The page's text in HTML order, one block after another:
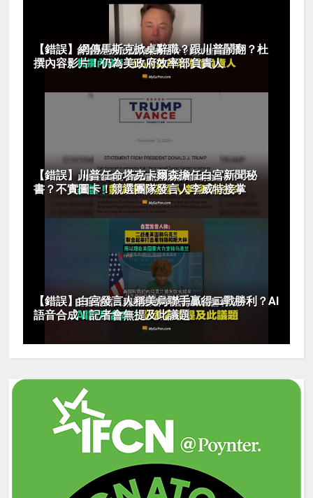
【錯誤】網傳馬斯克掀桌辭職？跟川普鬧翻？杜
撰內容影片！仍為美政府效率部負責人
【錯誤】川普任命塔克卡爾森擔任白宮新聞秘
書？不實圖卡！競選團隊發言人李威特接掌
【錯誤】白宮發言人稱美烏聯手贏得二戰勝利？AI
語音合成！記者會無提及此議題